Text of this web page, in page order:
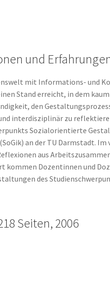
und
mit Informations- und
Stand erreicht, in dem
den
interdisziplinär zu
Sozialorientierte
an der TU Darmstadt. Im
aus
kommen Dozentinnen und
des
Seiten, 2006